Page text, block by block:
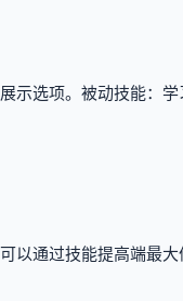
示选项。 被动技能：学
可以通过技能提高端最大